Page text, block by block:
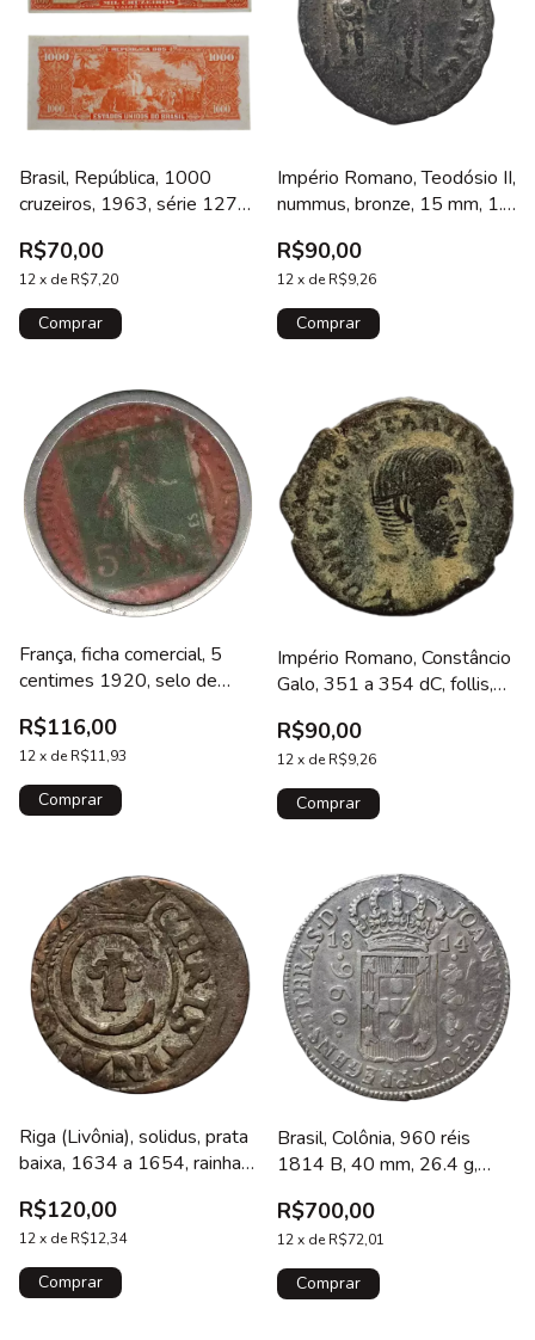
Brasil, República, 1000
cruzeiros, 1963, série 1278,
Álvares Cabral com pequeno
furo
R$70,00
12x de R$7,20
Império Romano, Teodósio II,
nummus, bronze, 15 mm, 1.7
Honório / Teodósio e
Honório
R$90,00
12x de R$9,26
França, ficha comercial, 5
centimes 1920, selo de
alumínio, 33 mm, N# 10707
R$116,00
12x de R$11,93
Império Romano, Constâncio
Galo, 351 a 354 dC, follis,
R$90,00
12x de R$9,26
Riga (Livônia), solidus, prata
baixa, 1634 a 1654, rainha
R$120,00
12x de R$12,34
Brasil, Colônia, 960 réis
1814 B, 40 mm, 26.4 g,
Fernando VII (provável
México 1808-1811),
Bentes 335.05.01
R$700,00
12x de R$72,01